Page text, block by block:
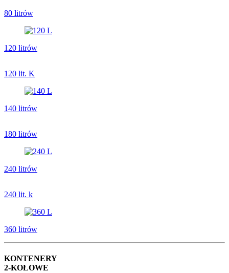
80 litrów
120 litrów
120 lit. K
140 litrów
180 litrów
240 litrów
240 lit. k
360 litrów
KONTENERY
2-KOŁOWE